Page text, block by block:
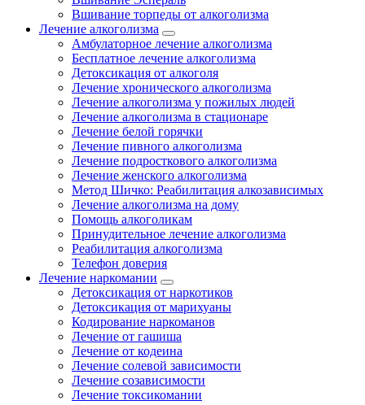
Вшивание торпеды от алкоголизма
Лечение алкоголизма
Амбулаторное лечение алкоголизма
Бесплатное лечение алкоголизма
Детоксикация от алкоголя
Лечение хронического алкоголизма
Лечение алкоголизма у пожилых людей
Лечение алкоголизма в стационаре
Лечение белой горячки
Лечение пивного алкоголизма
Лечение подросткового алкоголизма
Лечение женского алкоголизма
Метод Шичко: Реабилитация алкозависимых
Лечение алкоголизма на дому
Помощь алкоголикам
Принудительное лечение алкоголизма
Реабилитация алкоголизма
Телефон доверия
Лечение наркомании
Детоксикация от наркотиков
Детоксикация от марихуаны
Кодирование наркоманов
Лечение от гашиша
Лечение от кодеина
Лечение солевой зависимости
Лечение созависимости
Лечение токсикомании